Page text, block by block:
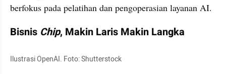
berfokus pada pelatihan dan pengoperasian layanan AI.
Bisnis Chip, Makin Laris Makin Langka
Ilustrasi OpenAI. Foto: Shutterstock